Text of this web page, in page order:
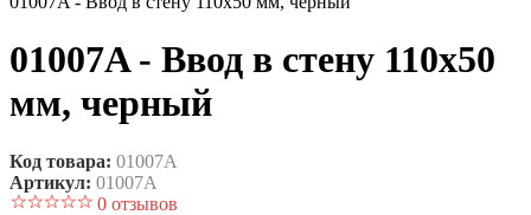
01007A - Ввод в стену 110х50
мм, черный
Код товара: 01007A
Артикул: 01007A
0 отзывов